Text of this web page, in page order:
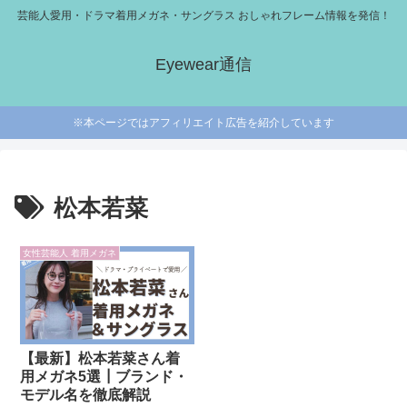
芸能人愛用・ドラマ着用メガネ・サングラス おしゃれフレーム情報を発信！
Eyewear通信
※本ページではアフィリエイト広告を紹介しています
松本若菜
女性芸能人 着用メガネ
【最新】松本若菜さん着
用メガネ5選┃ブランド・
モデル名を徹底解説